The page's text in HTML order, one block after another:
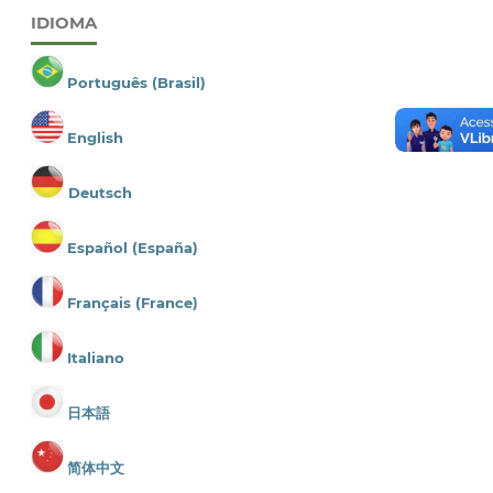
IDIOMA
Português (Brasil)
English
Deutsch
Español (España)
Français (France)
Italiano
日本語
简体中文